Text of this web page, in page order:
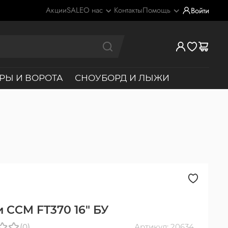
АкцииSALEО нас КонтактыПомощь Войти
И ВОРОТА СНОУБОРД И ЛЫЖИ
FT370 16" БУ